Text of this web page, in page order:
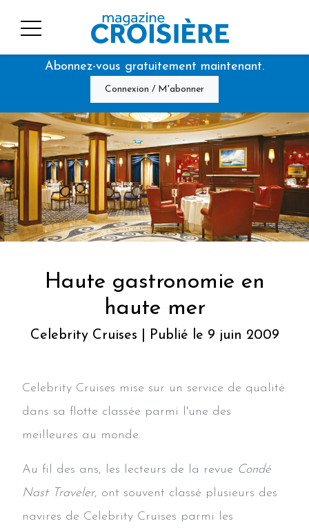
Abonnez-vous gratuitement maintenant.
Connexion / M'abonner
Haute gastronomie en
haute mer
Celebrity Cruises | Publié le 9 juin 2009
Celebrity Cruises mise sur un service de qualité
dans sa flotte classée parmi l'une des
meilleures au monde.
Au fil des ans, les lecteurs de la revue Condé
Nast Traveler, ont souvent classé plusieurs des
navires de Celebrity Cruises parmi les